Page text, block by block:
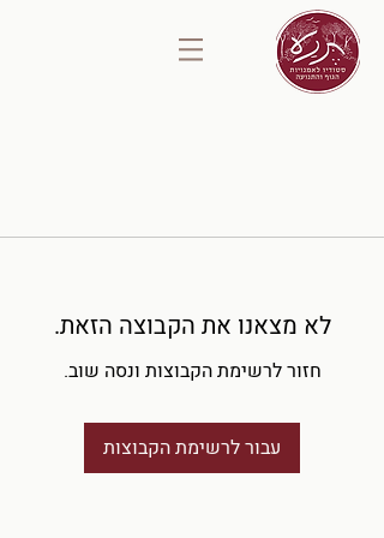
לא מצאנו את הקבוצה הזאת.
חזור לרשימת הקבוצות ונסה שוב.
עבור לרשימת הקבוצות